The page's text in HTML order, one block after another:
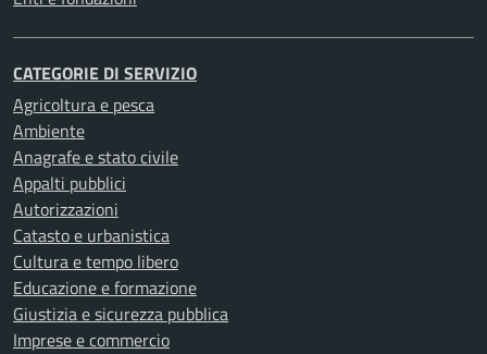
CATEGORIE DI SERVIZIO
Agricoltura e pesca
Ambiente
Anagrafe e stato civile
Appalti pubblici
Autorizzazioni
Catasto e urbanistica
Cultura e tempo libero
Educazione e formazione
Giustizia e sicurezza pubblica
Imprese e commercio